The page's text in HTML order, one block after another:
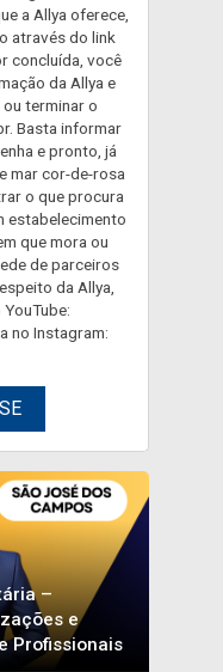
a Allya oferece,
através do link
concluída, você
da Allya e
terminar o
Basta informar
e pronto, já
mar cor-de-rosa
o que procura
estabelecimento
que mora ou
de parceiros
da Allya,
no Instagram:
–
e
Profissionais